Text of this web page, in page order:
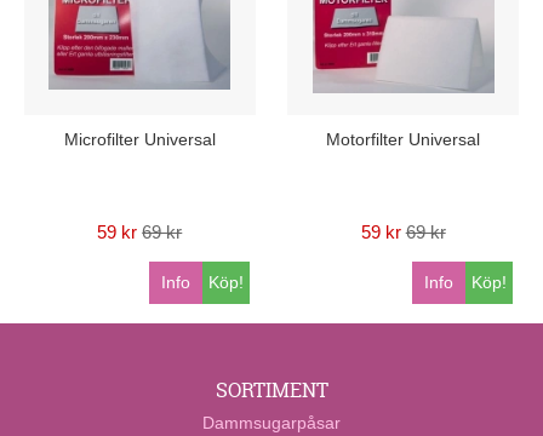
Microfilter Universal
59 kr 69 kr
Köp!
Info
Motorfilter Universal
59 kr 69 kr
Köp!
Info
SORTIMENT
Dammsugarpåsar